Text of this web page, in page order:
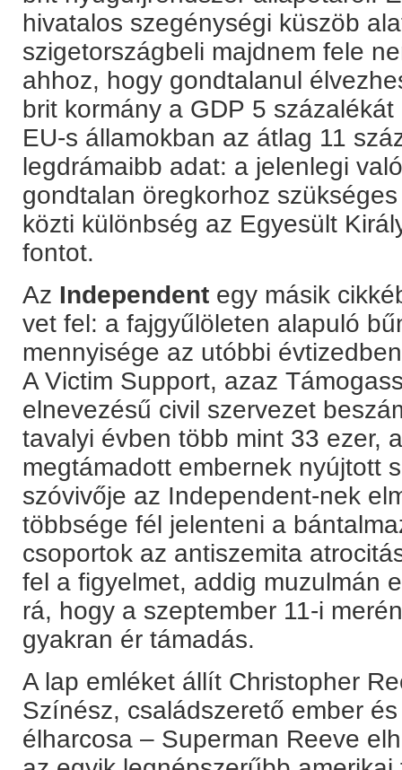
hivatalos szegénységi küszöb
szigetországbeli majdnem fele
ahhoz, hogy gondtalanul
brit kormány a GDP 5
EU-s államokban az átlag 11
legdrámaibb adat: a jelenlegi
gondtalan öregkorhoz
közti különbség az Egyesült
fontot.
Az Independent egy másik
vet fel: a fajgyűlöleten alapuló
mennyisége az utóbbi
A Victim Support, azaz
elnevezésű civil szervezet
tavalyi évben több mint 33 ezer,
megtámadott embernek nyújtott
szóvivője az Independent-nek
többsége fél jelenteni a
csoportok az antiszemita
fel a figyelmet, addig muzulmán
rá, hogy a szeptember 11-i
gyakran ér támadás.
A lap emléket állít Christopher
Színész, családszerető ember
élharcosa – Superman Reeve